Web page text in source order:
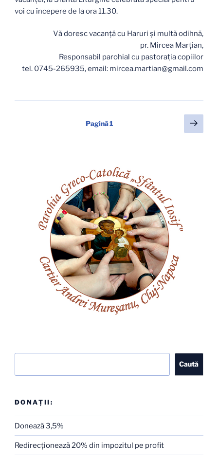
voi cu începere de la ora 11.30.
Vă doresc vacanță cu Haruri și multă odihnă,
pr. Mircea Marțian,
Responsabil parohial cu pastoraţia copiilor
tel. 0745-265935, email: mircea.martian@gmail.com
Pagină1
Caută
DONAȚII:
Donează 3,5%
Redirecţionează 20% din impozitul pe profit